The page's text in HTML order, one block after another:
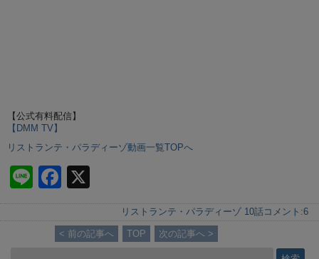
【公式有料配信】
【DMM TV】
リストランテ・パラディーゾ動画一覧TOPへ
Li
n
e
F
a
c
e
リストランテ・パラディーゾ 10話 コメント:6
< 前の記事へ TOP 次の記事へ >